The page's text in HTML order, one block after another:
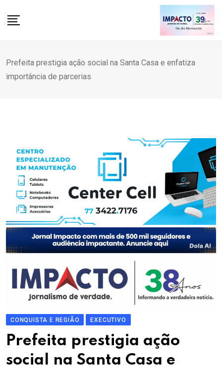
Prefeita prestigia ação social na Santa Casa e enfatiza
importância de parcerias
CONQUISTA E REGIÃO EXECUTIVO
Prefeita prestigia ação
social na Santa Casa e